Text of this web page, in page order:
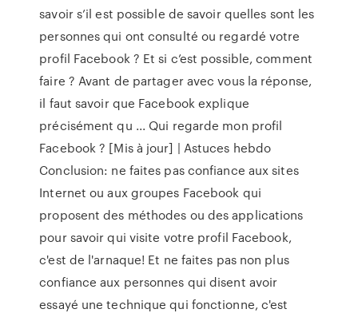
savoir s’il est possible de savoir quelles sont les
personnes qui ont consulté ou regardé votre
profil Facebook ? Et si c’est possible, comment
faire ? Avant de partager avec vous la réponse,
il faut savoir que Facebook explique
précisément qu ... Qui regarde mon profil
Facebook ? [Mis à jour] | Astuces hebdo
Conclusion: ne faites pas confiance aux sites
Internet ou aux groupes Facebook qui
proposent des méthodes ou des applications
pour savoir qui visite votre profil Facebook,
c'est de l'arnaque! Et ne faites pas non plus
confiance aux personnes qui disent avoir
essayé une technique qui fonctionne, c'est